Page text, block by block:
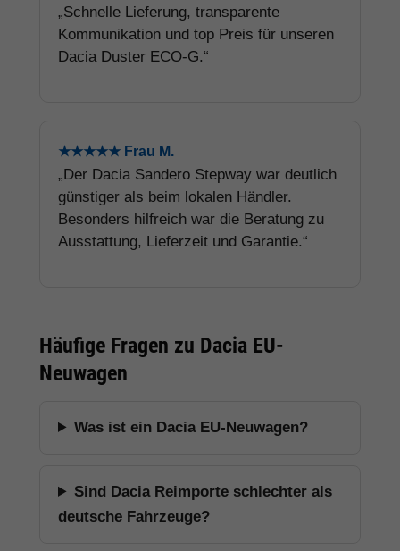
„Schnelle Lieferung, transparente
Kommunikation und top Preis für unseren
Dacia Duster ECO-G.“
★★★★★ Frau M.
„Der Dacia Sandero Stepway war deutlich
günstiger als beim lokalen Händler.
Besonders hilfreich war die Beratung zu
Ausstattung, Lieferzeit und Garantie.“
Häufige Fragen zu Dacia EU-
Neuwagen
Was ist ein Dacia EU-Neuwagen?
Sind Dacia Reimporte schlechter als
deutsche Fahrzeuge?